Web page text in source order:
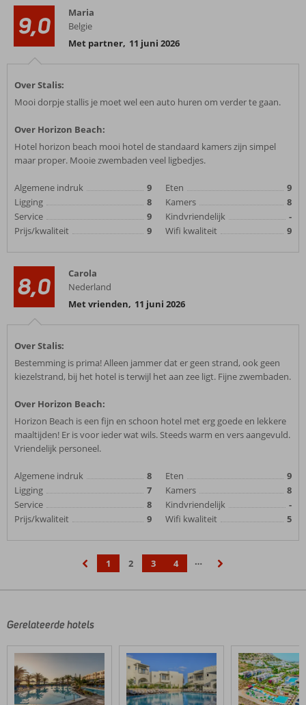
9,0
Maria
Belgie
Met partner, 11 juni 2026
Over Stalis:
Mooi dorpje stallis je moet wel een auto huren om verder te gaan.
Over Horizon Beach:
Hotel horizon beach mooi hotel de standaard kamers zijn simpel
maar proper. Mooie zwembaden veel ligbedjes.
Algemene indruk
9
Ligging
8
Service
9
Prijs/kwaliteit
9
Eten
9
Kamers
8
Kindvriendelijk
-
Wifi kwaliteit
9
8,0
Carola
Nederland
Met vrienden, 11 juni 2026
Over Stalis:
Bestemming is prima! Alleen jammer dat er geen strand, ook geen
kiezelstrand, bij het hotel is terwijl het aan zee ligt. Fijne zwembaden.
Over Horizon Beach:
Horizon Beach is een fijn en schoon hotel met erg goede en lekkere
maaltijden! Er is voor ieder wat wils. Steeds warm en vers aangevuld.
Vriendelijk personeel.
Algemene indruk
8
Ligging
7
Service
8
Prijs/kwaliteit
9
Eten
9
Kamers
8
Kindvriendelijk
-
Wifi kwaliteit
5
1 2 3 4
…
Gerelateerde hotels